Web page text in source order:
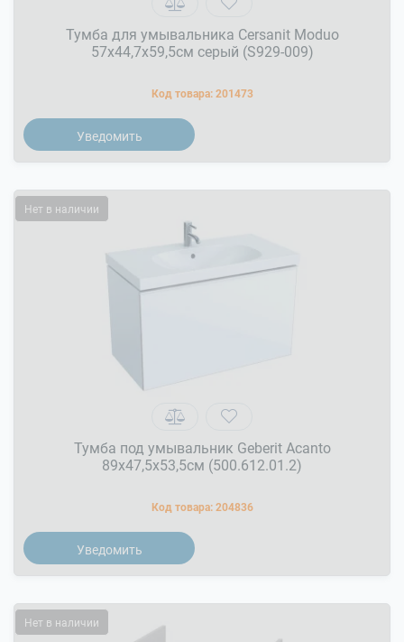
Тумба для умывальника Cersanit Moduo
57x44,7x59,5см серый (S929-009)
Код товара: 201473
Уведомить
Нет в наличии
Тумба под умывальник Geberit Acanto
89x47,5x53,5см (500.612.01.2)
Код товара: 204836
Уведомить
Нет в наличии